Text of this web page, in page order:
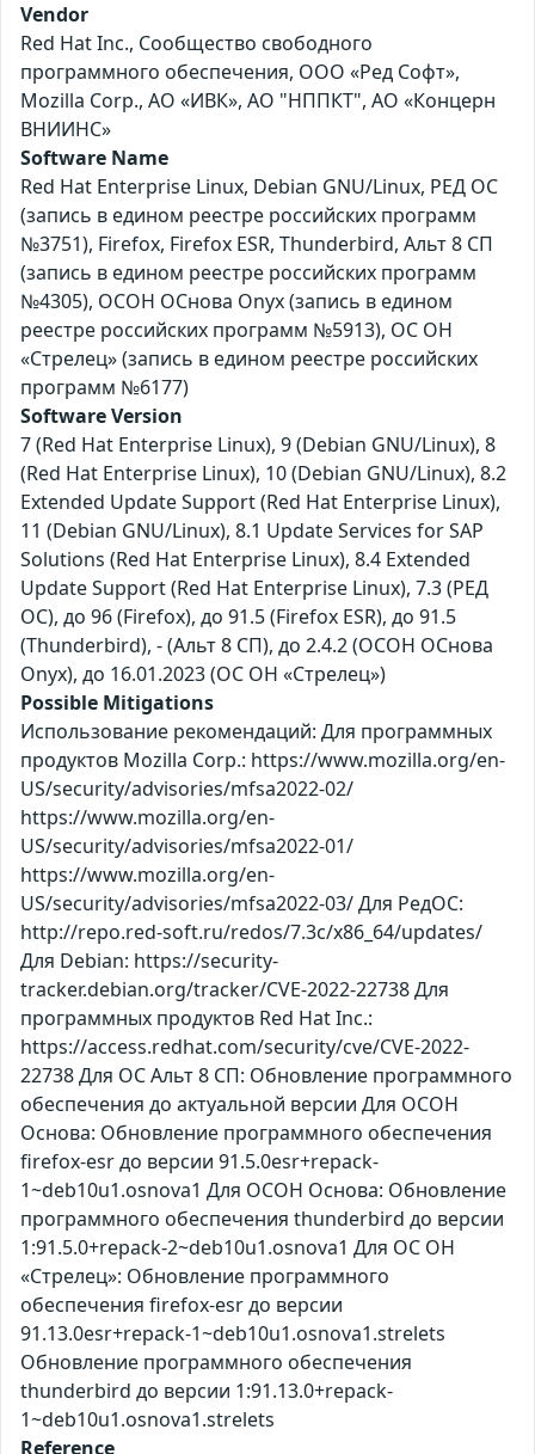
Vendor
Red Hat Inc., Сообщество свободного
программного обеспечения, ООО «Ред Софт»,
Mozilla Corp., АО «ИВК», АО "НППКТ", АО «Концерн
ВНИИНС»
Software Name
Red Hat Enterprise Linux, Debian GNU/Linux, РЕД ОС
(запись в едином реестре российских программ
№3751), Firefox, Firefox ESR, Thunderbird, Альт 8 СП
(запись в едином реестре российских программ
№4305), ОСОН ОСнова Оnyx (запись в едином
реестре российских программ №5913), ОС ОН
«Стрелец» (запись в едином реестре российских
программ №6177)
Software Version
7 (Red Hat Enterprise Linux), 9 (Debian GNU/Linux), 8
(Red Hat Enterprise Linux), 10 (Debian GNU/Linux), 8.2
Extended Update Support (Red Hat Enterprise Linux),
11 (Debian GNU/Linux), 8.1 Update Services for SAP
Solutions (Red Hat Enterprise Linux), 8.4 Extended
Update Support (Red Hat Enterprise Linux), 7.3 (РЕД
ОС), до 96 (Firefox), до 91.5 (Firefox ESR), до 91.5
(Thunderbird), - (Альт 8 СП), до 2.4.2 (ОСОН ОСнова
Оnyx), до 16.01.2023 (ОС ОН «Стрелец»)
Possible Mitigations
Использование рекомендаций: Для программных
продуктов Mozilla Corp.: https://www.mozilla.org/en-
US/security/advisories/mfsa2022-02/
https://www.mozilla.org/en-
US/security/advisories/mfsa2022-01/
https://www.mozilla.org/en-
US/security/advisories/mfsa2022-03/ Для РедОС:
http://repo.red-soft.ru/redos/7.3c/x86_64/updates/
Для Debian: https://security-
tracker.debian.org/tracker/CVE-2022-22738 Для
программных продуктов Red Hat Inc.:
https://access.redhat.com/security/cve/CVE-2022-
22738 Для ОС Альт 8 СП: Обновление программного
обеспечения до актуальной версии Для ОСОН
Основа: Обновление программного обеспечения
firefox-esr до версии 91.5.0esr+repack-
1~deb10u1.osnova1 Для ОСОН Основа: Обновление
программного обеспечения thunderbird до версии
1:91.5.0+repack-2~deb10u1.osnova1 Для ОС ОН
«Стрелец»: Обновление программного
обеспечения firefox-esr до версии
91.13.0esr+repack-1~deb10u1.osnova1.strelets
Обновление программного обеспечения
thunderbird до версии 1:91.13.0+repack-
1~deb10u1.osnova1.strelets
Reference